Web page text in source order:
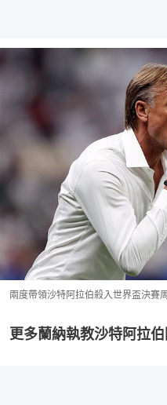
兩度帶領沙特阿拉伯殺入世界盃決賽
更多蘭納執教沙特阿拉